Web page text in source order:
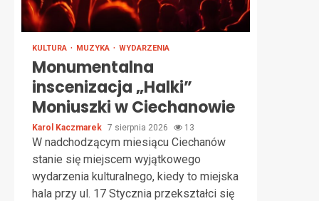
KULTURA MUZYKA WYDARZENIA
Monumentalna
inscenizacja „Halki”
Moniuszki w Ciechanowie
Karol Kaczmarek 7 sierpnia 2026 13
W nadchodzącym miesiącu Ciechanów
stanie się miejscem wyjątkowego
wydarzenia kulturalnego, kiedy to miejska
hala przy ul. 17 Stycznia przekształci się